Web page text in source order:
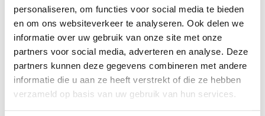
personaliseren, om functies voor social media te bieden
en om ons websiteverkeer te analyseren. Ook delen we
informatie over uw gebruik van onze site met onze
partners voor social media, adverteren en analyse. Deze
partners kunnen deze gegevens combineren met andere
informatie die u aan ze heeft verstrekt of die ze hebben
verzameld op basis van uw gebruik van hun services.
Urgentiebesef
Verandering kan noodzakelijk zijn, omdat er ‘brand is’; een
zeer urgente reden om zaken anders te gaan regelen. Een
bepaaldurgentiebesefvormt dan de drijfveer voor
verandering. Een voorbeeld is de manier waarop we met
onze planeet en de bewoners omgaan; de